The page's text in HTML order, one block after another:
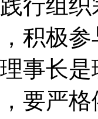
行组
积极
事长
要严